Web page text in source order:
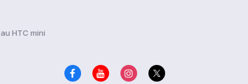
HTC mini